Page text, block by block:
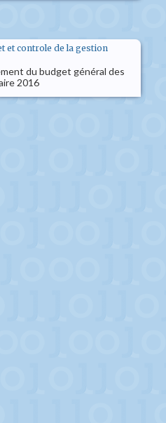
et controle de la gestion
du budget général des
2016